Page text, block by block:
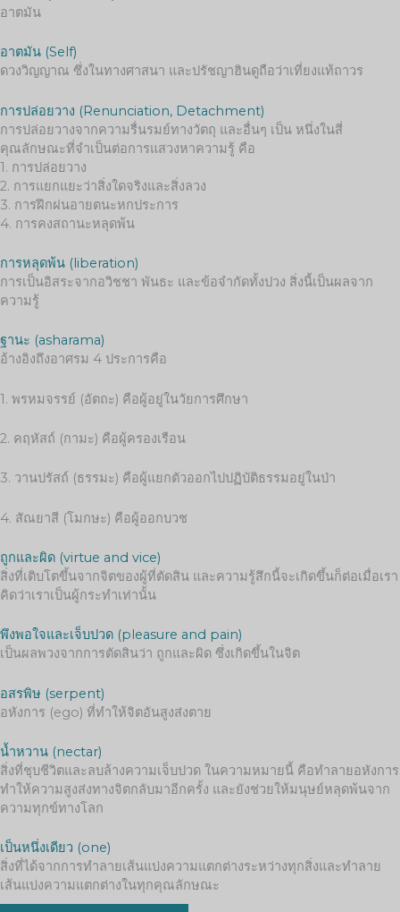
อาตมัน
อาตมัน (Self)
ดวงวิญญาณ ซึ่งในทางศาสนา และปรัชญาฮินดูถือว่าเที่ยงแท้ถาวร
การปล่อยวาง (Renunciation, Detachment)
การปล่อยวางจากความรื่นรมย์ทางวัตถุ และอื่นๆ เป็น หนึ่งในสี่
คุณลักษณะที่จำเป็นต่อการแสวงหาความรู้ คือ
1. การปล่อยวาง
2. การแยกแยะว่าสิ่งใดจริงและสิ่งลวง
3. การฝึกฝนอายตนะหกประการ
4. การคงสถานะหลุดพ้น
การหลุดพ้น (liberation)
การเป็นอิสระจากอวิชชา พันธะ และข้อจำกัดทั้งปวง สิ่งนี้เป็นผลจาก
ความรู้
ฐานะ (asharama)
อ้างอิงถึงอาศรม 4 ประการคือ
1. พรหมจรรย์ (อัตถะ) คือผู้อยู่ในวัยการศึกษา
2. คฤหัสถ์ (กามะ) คือผู้ครองเรือน
3. วานปรัสถ์ (ธรรมะ) คือผู้แยกตัวออกไปปฏิบัติธรรมอยู่ในป่า
4. สัณยาสี (โมกษะ) คือผู้ออกบวช
ถูกและผิด (virtue and vice)
สิ่งที่เติบโตขึ้นจากจิตของผู้ที่ตัดสิน และความรู้สึกนี้จะเกิดขึ้นก็ต่อเมื่อเรา
คิดว่าเราเป็นผู้กระทำเท่านั้น
พึงพอใจและเจ็บปวด (pleasure and pain)
เป็นผลพวงจากการตัดสินว่า ถูกและผิด ซึ่งเกิดขึ้นในจิต
อสรพิษ (serpent)
อหังการ (ego) ที่ทำให้จิตอันสูงส่งตาย
น้ำหวาน (nectar)
สิ่งที่ชุบชีวิตและลบล้างความเจ็บปวด ในความหมายนี้ คือทำลายอหังการ
ทำให้ความสูงส่งทางจิตกลับมาอีกครั้ง และยังช่วยให้มนุษย์หลุดพ้นจาก
ความทุกข์ทางโลก
เป็นหนึ่งเดียว (one)
สิ่งที่ได้จากการทำลายเส้นแบ่งความแตกต่างระหว่างทุกสิ่งและทำลาย
เส้นแบ่งความแตกต่างในทุกคุณลักษณะ